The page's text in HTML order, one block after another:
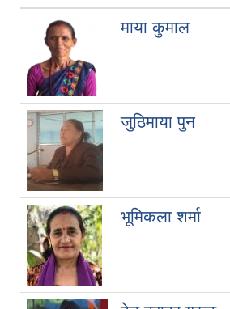
माया कुमाल
जुठिमाया पुन
भूमिकला शर्मा